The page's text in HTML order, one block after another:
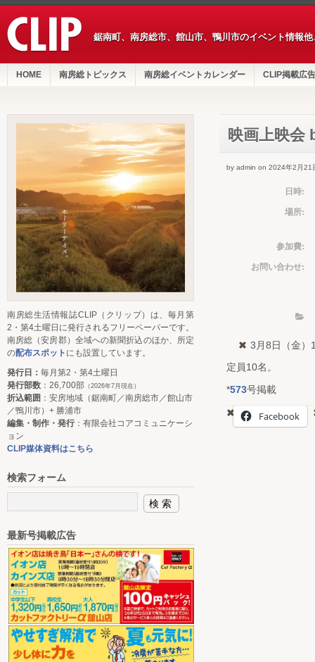
鋸南町、南房総市、館山市、鴨川市のイベント情報
HOME 南房総トピックス 南房総イベントカレンダー CLIP掲載広告
映画上映会
by admin on 2024年2月21
日時:
場所:
参加費:
お問い合わせ:
3月8日（金）
定員10名。
*573号掲載
Facebook
南房総生活情報誌CLIP（クリップ）は、毎月第
2・第4土曜日に発行されるフリーペーパーです。
南房総（安房郡）全域への新聞折込のほか、所定
の配布スポット にも設置しています。
発行日： 毎月第2・第4土曜日
発行部数 ：26,700部 （2026年7月現在）
折込範囲 ：安房地域（鋸南町／南房総市／館山市
／鴨川市）+ 勝浦市
編集・制作・発行：有限会社コアコミュニケーシ
ョン
CLIP媒体資料はこちら
検索フォーム
最新号掲載広告